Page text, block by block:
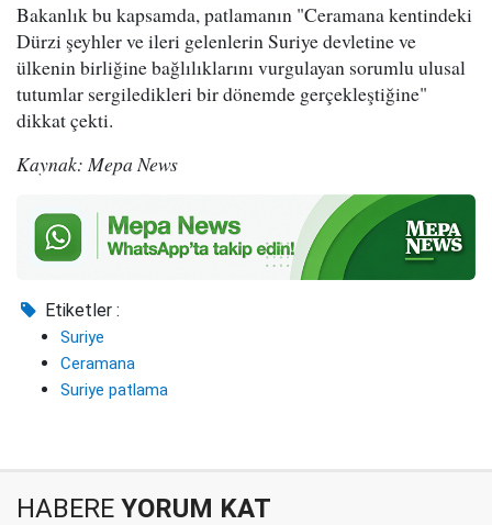
Bakanlık bu kapsamda, patlamanın "Ceramana kentindeki
Dürzi şeyhler ve ileri gelenlerin Suriye devletine ve
ülkenin birliğine bağlılıklarını vurgulayan sorumlu ulusal
tutumlar sergiledikleri bir dönemde gerçekleştiğine"
dikkat çekti.
Kaynak: Mepa News
Etiketler :
Suriye
Ceramana
Suriye patlama
HABERE YORUM KAT